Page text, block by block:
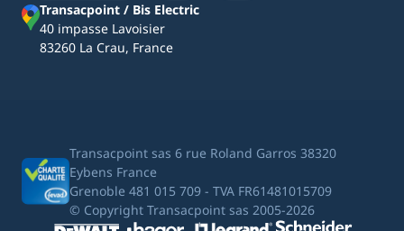
Transacpoint / Bis Electric
40 impasse Lavoisier
83260 La Crau, France
Transacpoint sas 6 rue Roland Garros 38320
Eybens France
Grenoble 481 015 709 - TVA FR61481015709
© Copyright Transacpoint sas 2005-2026